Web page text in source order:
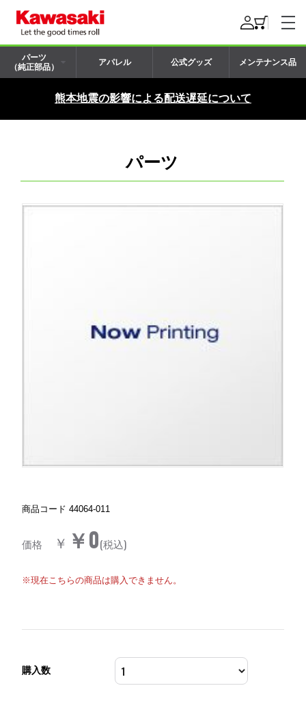
パーツ
（純正部品）
アパレル 公式グッズ メンテナンス品
熊本地震の影響による配送遅延について
パーツ
商品コード 44064-011
価格 ￥ ￥0(税込)
※現在こちらの商品は購入できません。
購入数